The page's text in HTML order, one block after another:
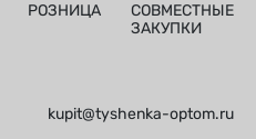
РОЗНИЦА
СОВМЕСТНЫЕ
ЗАКУПКИ
kupit@tyshenka-optom.ru